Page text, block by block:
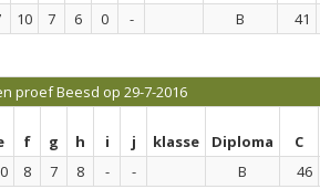
10 7 6 0 - B 41
proef Beesd op 29-7-2016
f g h i j klasse Diploma
C
8 7 8 - - B 46